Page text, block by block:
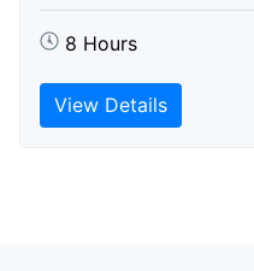
8 Hours
View Details